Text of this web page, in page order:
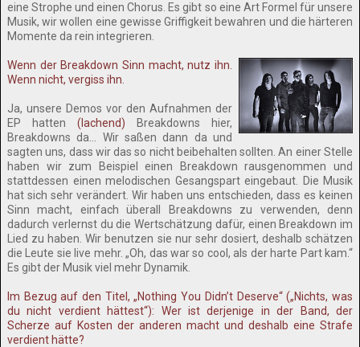
eine Strophe und einen Chorus. Es gibt so eine Art Formel für unsere
Musik, wir wollen eine gewisse Griffigkeit bewahren und die härteren
Momente da rein integrieren.
Wenn der Breakdown Sinn macht, nutz ihn.
Wenn nicht, vergiss ihn.
Ja, unsere Demos vor den Aufnahmen der
EP hatten (lachend) Breakdowns hier,
Breakdowns da… Wir saßen dann da und
sagten uns, dass wir das so nicht beibehalten sollten. An einer Stelle
haben wir zum Beispiel einen Breakdown rausgenommen und
stattdessen einen melodischen Gesangspart eingebaut. Die Musik
hat sich sehr verändert. Wir haben uns entschieden, dass es keinen
Sinn macht, einfach überall Breakdowns zu verwenden, denn
dadurch verlernst du die Wertschätzung dafür, einen Breakdown im
Lied zu haben. Wir benutzen sie nur sehr dosiert, deshalb schätzen
die Leute sie live mehr. „Oh, das war so cool, als der harte Part kam.“
Es gibt der Musik viel mehr Dynamik.
Im Bezug auf den Titel, „Nothing You Didn’t Deserve“ („Nichts, was
du nicht verdient hättest“): Wer ist derjenige in der Band, der
Scherze auf Kosten der anderen macht und deshalb eine Strafe
verdient hätte?